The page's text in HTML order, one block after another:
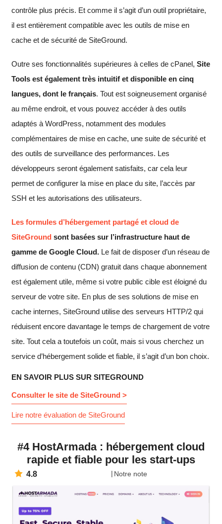
contrôle plus précis. Et comme il s’agit d’un outil propriétaire,
il est entièrement compatible avec les outils de mise en
cache et de sécurité de SiteGround.
Outre ses fonctionnalités supérieures à celles de cPanel, Site
Tools est également très intuitif et disponible en cinq
langues, dont le français. Tout est soigneusement organisé
au même endroit, et vous pouvez accéder à des outils
adaptés à WordPress, notamment des modules
complémentaires de mise en cache, une suite de sécurité et
des outils de surveillance des performances. Les
développeurs seront également satisfaits, car cela leur
permet de configurer la mise en place du site, l’accès par
SSH et les autorisations des utilisateurs.
Les formules d’hébergement partagé et cloud de
SiteGround sont basées sur l’infrastructure haut de
gamme de Google Cloud. Le fait de disposer d’un réseau de
diffusion de contenu (CDN) gratuit dans chaque abonnement
est également utile, même si votre public cible est éloigné du
serveur de votre site. En plus de ses solutions de mise en
cache internes, SiteGround utilise des serveurs HTTP/2 qui
réduisent encore davantage le temps de chargement de votre
site. Tout cela a toutefois un coût, mais si vous cherchez un
service d’hébergement solide et fiable, il s’agit d’un bon choix.
EN SAVOIR PLUS SUR SITEGROUND
Consulter le site de SiteGround >
Lire notre évaluation de SiteGround
#4 HostArmada : hébergement cloud
rapide et fiable pour les start-ups
4.8 Notre note